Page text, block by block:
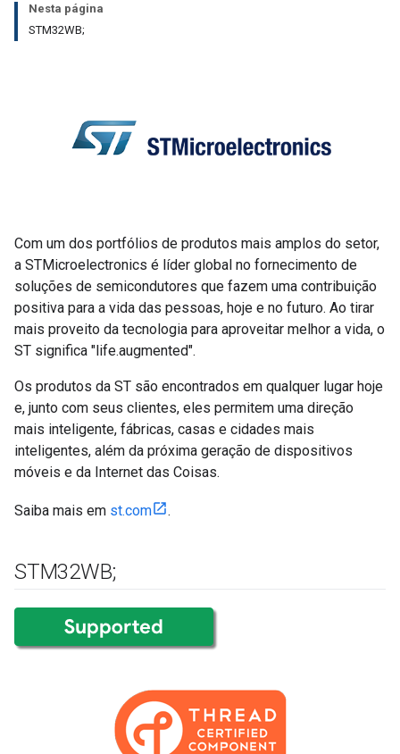
Nesta página
STM32WB;
Com um dos portfólios de produtos mais amplos do setor,
a STMicroelectronics é líder global no fornecimento de
soluções de semicondutores que fazem uma contribuição
positiva para a vida das pessoas, hoje e no futuro. Ao tirar
mais proveito da tecnologia para aproveitar melhor a vida, o
ST significa "life.augmented".
Os produtos da ST são encontrados em qualquer lugar hoje
e, junto com seus clientes, eles permitem uma direção
mais inteligente, fábricas, casas e cidades mais
inteligentes, além da próxima geração de dispositivos
móveis e da Internet das Coisas.
Saiba mais em st.com .
STM32WB;